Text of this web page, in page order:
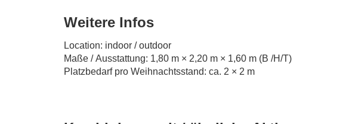
Weitere Infos
Location: indoor / outdoor
Maße / Ausstattung: 1,80 m × 2,20 m × 1,60 m (B /H/T)
Platzbedarf pro Weihnachtsstand: ca. 2 × 2 m